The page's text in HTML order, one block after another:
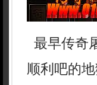
最早传奇
顺利吧的